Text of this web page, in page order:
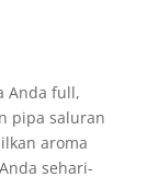
Anda full,
pipa saluran
aroma
sehari-